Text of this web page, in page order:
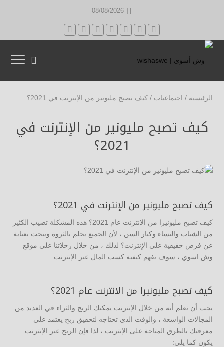
08/08/2026
الرئيسية / اجتماعيات / كيف تصبح مليونير من الإنترنت في 2021؟
كيف تصبح مليونير من الإنترنت في
2021؟
كيف تصبح مليونير من الإنترنت في 2021؟
كيف تصبح مليونيرا من الانترنت عام 2021؟ هذه المشكلة تصيب الكثير
من الشباب والنساء وكبار السن ، لأن الجميع يحلم بالثروة ويبحث بعناية
عن فرص حقيقية على الإنترنت؟ لذلك ، من خلال رحلاتنا على موقع
وش اسوي ، سوف نفهم كيفية كسب المال عبر الإنترنت.
كيف تصبح مليونيرا من الانترنت عام 2021؟
يجب أن تعلم أنه من خلال الإنترنت يمكنك الربح والثراء في العديد من
المجالات الواسعة ، والوقت الذي تحتاجه لتحقيق ربح يعتمد على
معرفتك بالطرق المتاحة على الإنترنت ، لذا فإن الربح عبر الإنترنت
يكون كما يلي: